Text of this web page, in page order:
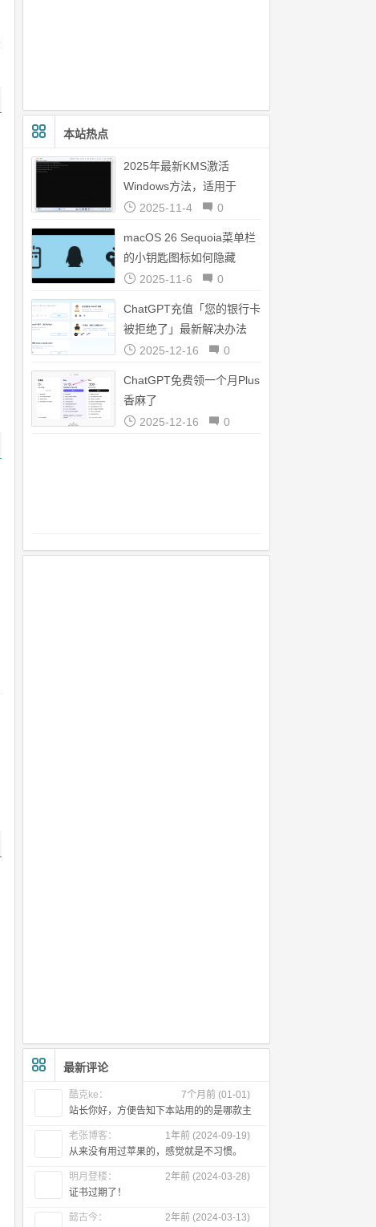
本站热点
2025年最新KMS激活
Windows方法，适用于
Tiny112025-11-4 0
macOS 26 Sequoia菜单栏
的小钥匙图标如何隐藏
2025-11-6
0
ChatGPT充值「您的银行卡
被拒绝了」最新解决办法
（2025/12/16）
2025-12-16 0
ChatGPT免费领一个月Plus
香麻了
2025-12-16
0
最新评论
酷克ke：
7个月前 (01-01)
站长你好，方便告知下本站用的的是哪款主
老张博客：
1年前 (2024-09-19)
从来没有用过苹果的，感觉就是不习惯。
明月登楼：
2年前 (2024-03-28)
证书过期了！
懿古今：
2年前 (2024-03-13)